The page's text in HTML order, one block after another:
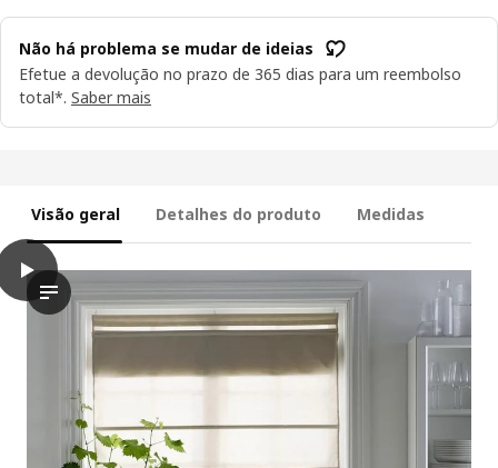
Não há problema se mudar de ideias
Efetue a devolução no prazo de 365 dias para um reembolso
total*. Saber mais
Visão geral Detalhes do produto Medidas
play
O vídeo apresenta uma demonstração do cego romano
RINGBLOMMA Estore de tecido, bege, 120x160 cm